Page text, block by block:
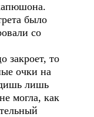
было
со
закроет, то
очки на
лишь
могла, как